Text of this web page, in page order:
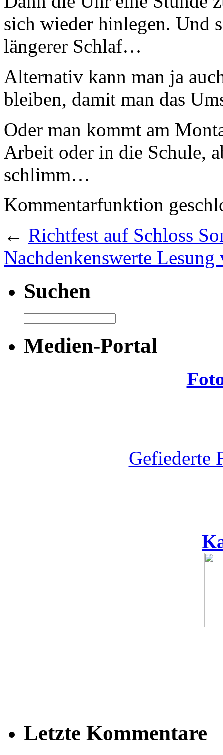
sich wieder hinlegen. Und
längerer Schlaf…
Alternativ kann man ja
bleiben, damit man das
Oder man kommt am
Arbeit oder in die Schule,
schlimm…
Kommentarfunktion
← Richtfest auf Schloss
Nachdenkenswerte
Suchen
Medien-Portal
Gefiederte
Letzte Kommentare